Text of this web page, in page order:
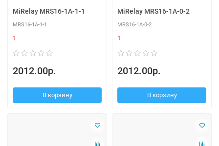
MiRelay MRS16-1A-1-1
MRS16-1A-1-1
1
2012.00р.
В корзину
MiRelay MRS16-1A-0-2
MRS16-1A-0-2
1
2012.00р.
В корзину